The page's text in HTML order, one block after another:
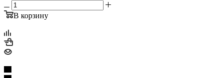
В корзину